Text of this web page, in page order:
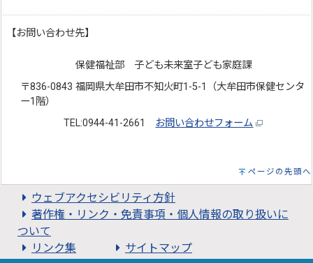
【お問い合わせ先】
保健福祉部 子ども未来室子ども家庭課
〒836-0843 福岡県大牟田市不知火町1-5-1（大牟田市保健センタ
ー1階）
TEL:0944-41-2661
お問い合わせフォーム
ページの先頭へ
ウェブアクセシビリティ方針
著作権・リンク・免責事項・個人情報の取り扱いに
ついて
リンク集
サイトマップ